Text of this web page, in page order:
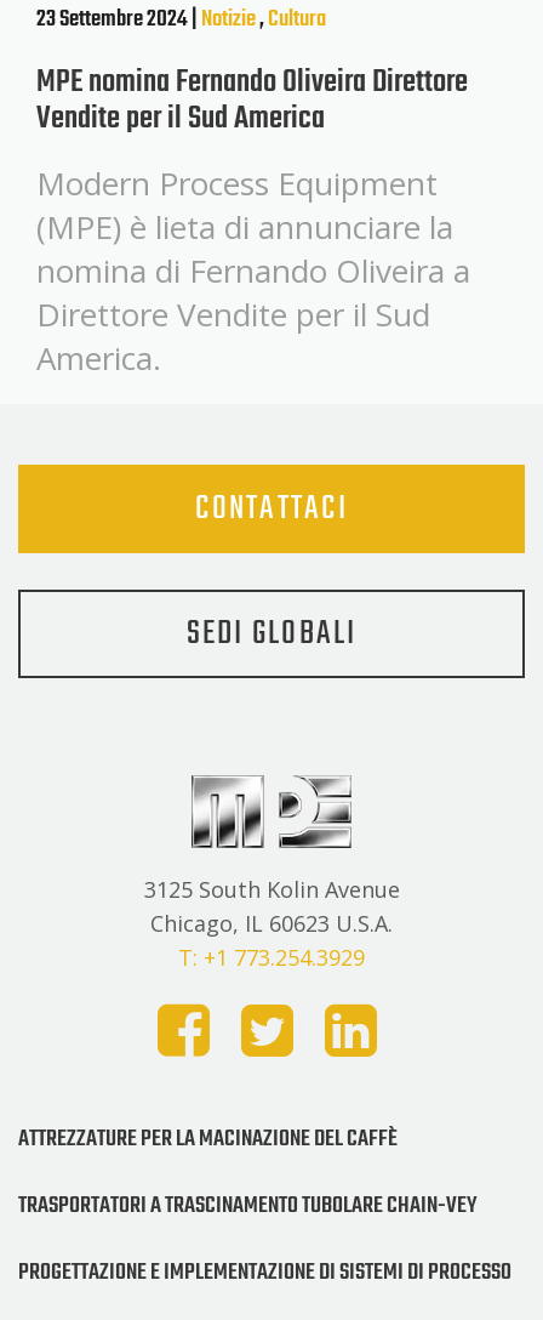
23 Settembre 2024 |Notizie,Cultura
MPE nomina Fernando Oliveira Direttore
Vendite per il Sud America
Modern Process Equipment
(MPE) è lieta di annunciare la
nomina di Fernando Oliveira a
Direttore Vendite per il Sud
America.
CONTATTACI
SEDI GLOBALI
3125 South Kolin Avenue
Chicago, IL 60623 U.S.A.
T: +1 773.254.3929
ATTREZZATURE PER LA MACINAZIONE DEL CAFFÈ
TRASPORTATORI A TRASCINAMENTO TUBOLARE CHAIN-VEY
PROGETTAZIONE E IMPLEMENTAZIONE DI SISTEMI DI PROCESSO